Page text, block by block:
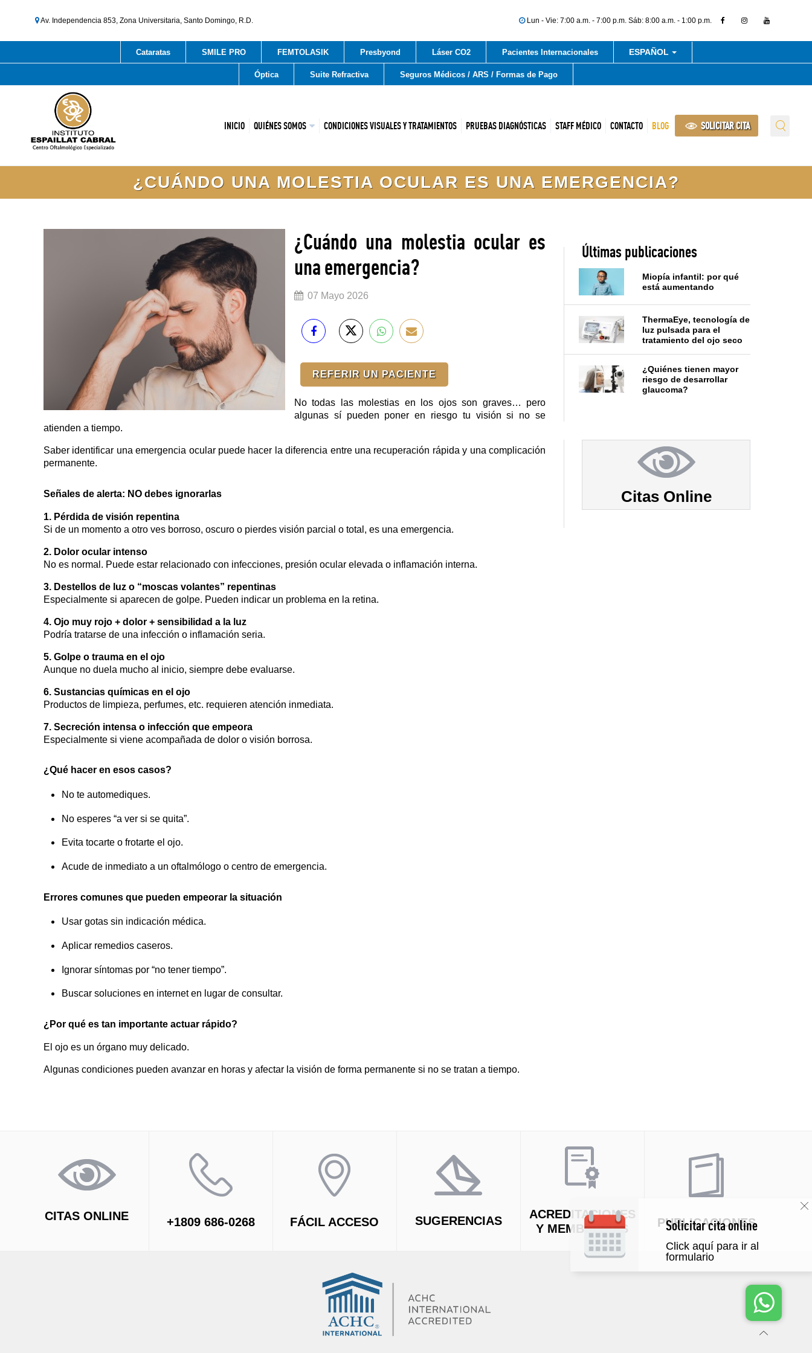
Av. Independencia 853, Zona Universitaria, Santo Domingo, R.D. Lun - Vie: 7:00 a.m. - 7:00 p.m. Sáb: 8:00 a.m. - 1:00 p.m.
Cataratas SMILE PRO FEMTOLASIK Presbyond Láser CO2 Pacientes Internacionales ESPAÑOL
Óptica Suite Refractiva Seguros Médicos / ARS / Formas de Pago
INICIO QUIÉNES SOMOS CONDICIONES VISUALES Y TRATAMIENTOS PRUEBAS DIAGNÓSTICAS STAFF MÉDICO CONTACTO BLOG SOLICITAR CITA
¿CUÁNDO UNA MOLESTIA OCULAR ES UNA EMERGENCIA?
¿Cuándo una molestia ocular es
una emergencia?
07 Mayo 2026
REFERIR UN PACIENTE
No todas las molestias en los ojos son graves… pero
algunas sí pueden poner en riesgo tu visión si no se
atienden a tiempo.
Saber identificar una emergencia ocular puede hacer la diferencia entre una recuperación rápida y una complicación
permanente.
Señales de alerta: NO debes ignorarlas
1. Pérdida de visión repentina
Si de un momento a otro ves borroso, oscuro o pierdes visión parcial o total, es una emergencia.
2. Dolor ocular intenso
No es normal. Puede estar relacionado con infecciones, presión ocular elevada o inflamación interna.
3. Destellos de luz o “moscas volantes” repentinas
Especialmente si aparecen de golpe. Pueden indicar un problema en la retina.
4. Ojo muy rojo + dolor + sensibilidad a la luz
Podría tratarse de una infección o inflamación seria.
5. Golpe o trauma en el ojo
Aunque no duela mucho al inicio, siempre debe evaluarse.
6. Sustancias químicas en el ojo
Productos de limpieza, perfumes, etc. requieren atención inmediata.
7. Secreción intensa o infección que empeora
Especialmente si viene acompañada de dolor o visión borrosa.
¿Qué hacer en esos casos?
No te automediques.
No esperes “a ver si se quita”.
Evita tocarte o frotarte el ojo.
Acude de inmediato a un oftalmólogo o centro de emergencia.
Errores comunes que pueden empeorar la situación
Usar gotas sin indicación médica.
Aplicar remedios caseros.
Ignorar síntomas por “no tener tiempo”.
Buscar soluciones en internet en lugar de consultar.
¿Por qué es tan importante actuar rápido?
El ojo es un órgano muy delicado.
Algunas condiciones pueden avanzar en horas y afectar la visión de forma permanente si no se tratan a tiempo.
Últimas publicaciones
Miopía infantil: por qué
está aumentando
ThermaEye, tecnología de
luz pulsada para el
tratamiento del ojo seco
¿Quiénes tienen mayor
riesgo de desarrollar
glaucoma?
Citas Online
CITAS ONLINE +1809 686-0268 FÁCIL ACCESO SUGERENCIAS
ACREDITACIONES
Y MEMBRESÍAS
PUBLICACIONES
Solicitar cita online
Click aquí para ir al
formulario